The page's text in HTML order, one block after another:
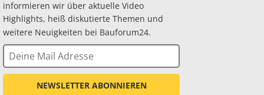
informieren wir über aktuelle Video
Highlights, heiß diskutierte Themen und
weitere Neuigkeiten bei Bauforum24.
NEWSLETTER ABONNIEREN